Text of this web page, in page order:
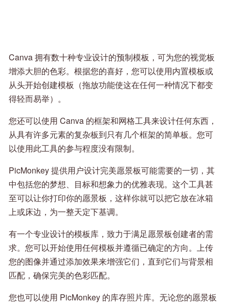
Canva 拥有数十种专业设计的预制模板，可为您的视觉板
增添大胆的色彩。根据您的喜好，您可以使用内置模板或
从头开始创建模板（拖放功能使这在任何一种情况下都变
得轻而易举）。
您还可以使用 Canva 的框架和网格工具来设计任何东西，
从具有许多元素的复杂板到只有几个框架的简单板。您可
以使用此工具的参与程度没有限制。
PicMonkey 提供用户设计完美愿景板可能需要的一切，其
中包括您的梦想、目标和想象力的优雅表现。这个工具甚
至可以让你打印你的愿景板，这样你就可以把它放在冰箱
上或床边，为一整天定下基调。
有一个专业设计的模板库，致力于满足愿景板创建者的需
求。您可以开始使用任何模板并遵循已确定的方向。上传
您的图像并通过添加效果来增强它们，直到它们与背景相
匹配，确保完美的色彩匹配。
您也可以使用 PicMonkey 的库存照片库。无论您的愿景板